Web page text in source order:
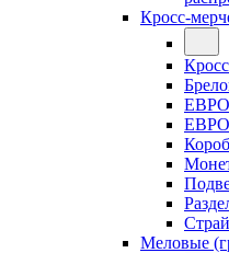
Кросс-
Меловые